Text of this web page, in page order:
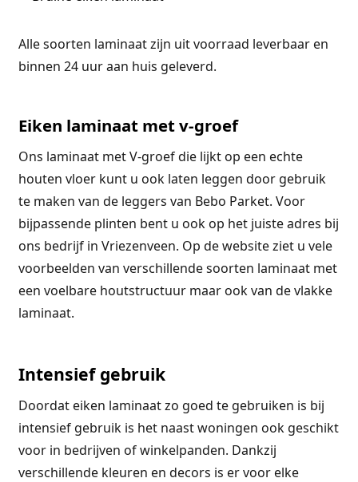
Alle soorten laminaat zijn uit voorraad leverbaar en
binnen 24 uur aan huis geleverd.
Eiken laminaat met v-groef
Ons laminaat met V-groef die lijkt op een echte
houten vloer kunt u ook laten leggen door gebruik
te maken van de leggers van Bebo Parket. Voor
bijpassende plinten bent u ook op het juiste adres bij
ons bedrijf in Vriezenveen. Op de website ziet u vele
voorbeelden van verschillende soorten laminaat met
een voelbare houtstructuur maar ook van de vlakke
laminaat.
Intensief gebruik
Doordat eiken laminaat zo goed te gebruiken is bij
intensief gebruik is het naast woningen ook geschikt
voor in bedrijven of winkelpanden. Dankzij
verschillende kleuren en decors is er voor elke